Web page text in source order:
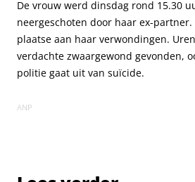
De vrouw werd dinsdag rond 15.30
neergeschoten door haar ex-
plaatse aan haar verwondingen.
verdachte zwaargewond gevonden,
politie gaat uit van suïcide.
ANP